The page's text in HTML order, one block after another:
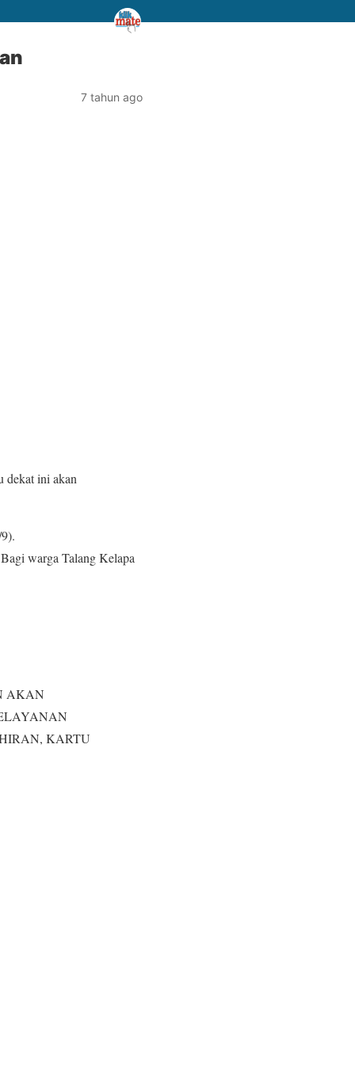
7 tahun ago
dekat ini akan
warga Talang Kelapa
AKAN
KARTU